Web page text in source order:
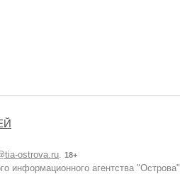
ostrova.ru 18+
информационного агентства "Острова".